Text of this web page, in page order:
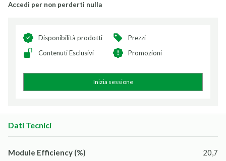
Accedi per non perderti nulla
Disponibilità prodotti
Prezzi
Contenuti Esclusivi
Promozioni
Inizia sessione
Dati Tecnici
Module Efficiency (%) 20,7